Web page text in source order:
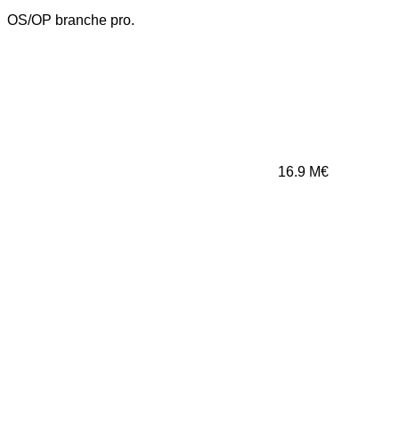
OS/OP branche pro.
16.9 M€